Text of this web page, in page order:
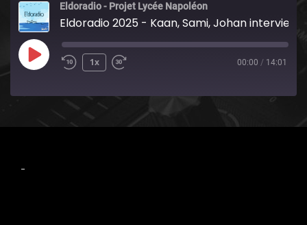
Eldoradio - Projet Lycée Napoléon
Play
1x 00:00 / 14:01
-